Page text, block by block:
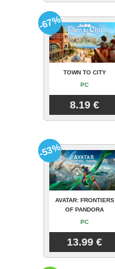
TOWN TO CITY
PC
8.19 €
-67%
AVATAR: FRONTIERS
OF PANDORA
PC
13.99 €
-53%